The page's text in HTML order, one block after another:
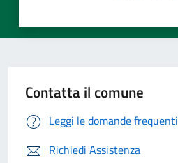
Contatta il comune
Leggi le domande frequenti
Richiedi Assistenza